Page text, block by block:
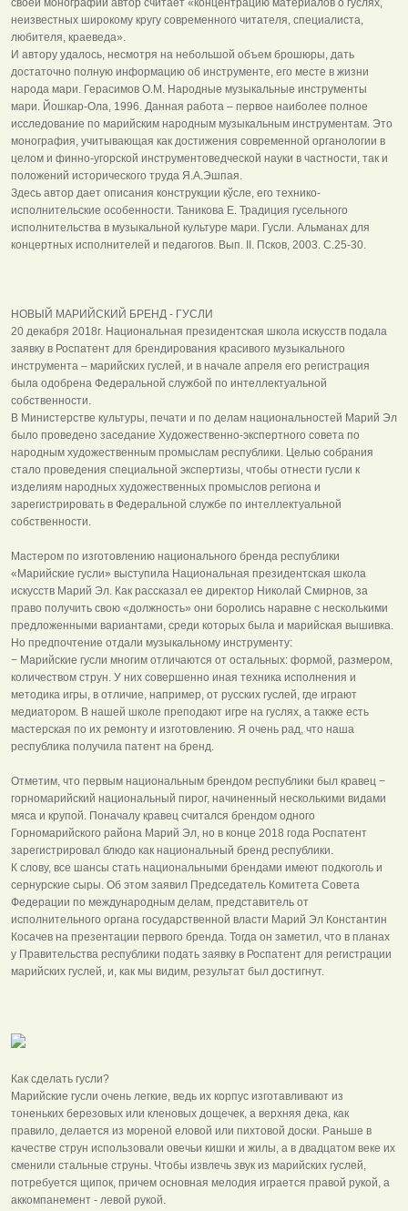
своей монографии автор считает «концентрацию материалов о гуслях,
неизвестных широкому кругу современного читателя, специалиста,
любителя, краеведа».
И автору удалось, несмотря на небольшой объем брошюры, дать
достаточно полную информацию об инструменте, его месте в жизни
народа мари. Герасимов О.М. Народные музыкальные инструменты
мари. Йошкар-Ола, 1996. Данная работа – первое наиболее полное
исследование по марийским народным музыкальным инструментам. Это
монография, учитывающая как достижения современной органологии в
целом и финно-угорской инструментоведческой науки в частности, так и
положений исторического труда Я.А.Эшпая.
Здесь автор дает описания конструкции кўсле, его технико-
исполнительские особенности. Таникова Е. Традиция гусельного
исполнительства в музыкальной культуре мари. Гусли. Альманах для
концертных исполнителей и педагогов. Вып. II. Псков, 2003. С.25-30.
НОВЫЙ МАРИЙСКИЙ БРЕНД - ГУСЛИ
20 декабря 2018г. Национальная президентская школа искусств подала
заявку в Роспатент для брендирования красивого музыкального
инструмента – марийских гуслей, и в начале апреля его регистрация
была одобрена Федеральной службой по интеллектуальной
собственности.
В Министерстве культуры, печати и по делам национальностей Марий Эл
было проведено заседание Художественно-экспертного совета по
народным художественным промыслам республики. Целью собрания
стало проведения специальной экспертизы, чтобы отнести гусли к
изделиям народных художественных промыслов региона и
зарегистрировать в Федеральной службе по интеллектуальной
собственности.
Мастером по изготовлению национального бренда республики
«Марийские гусли» выступила Национальная президентская школа
искусств Марий Эл. Как рассказал ее директор Николай Смирнов, за
право получить свою «должность» они боролись наравне с несколькими
предложенными вариантами, среди которых была и марийская вышивка.
Но предпочтение отдали музыкальному инструменту:
− Марийские гусли многим отличаются от остальных: формой, размером,
количеством струн. У них совершенно иная техника исполнения и
методика игры, в отличие, например, от русских гуслей, где играют
медиатором. В нашей школе преподают игре на гуслях, а также есть
мастерская по их ремонту и изготовлению. Я очень рад, что наша
республика получила патент на бренд.
Отметим, что первым национальным брендом республики был кравец −
горномарийский национальный пирог, начиненный несколькими видами
мяса и крупой. Поначалу кравец считался брендом одного
Горномарийского района Марий Эл, но в конце 2018 года Роспатент
зарегистрировал блюдо как национальный бренд республики.
К слову, все шансы стать национальными брендами имеют подкоголь и
сернурские сыры. Об этом заявил Председатель Комитета Совета
Федерации по международным делам, представитель от
исполнительного органа государственной власти Марий Эл Константин
Косачев на презентации первого бренда. Тогда он заметил, что в планах
у Правительства республики подать заявку в Роспатент для регистрации
марийских гуслей, и, как мы видим, результат был достигнут.
Как сделать гусли?
Марийские гусли очень легкие, ведь их корпус изготавливают из
тоненьких березовых или кленовых дощечек, а верхняя дека, как
правило, делается из мореной еловой или пихтовой доски. Раньше в
качестве струн использовали овечьи кишки и жилы, а в двадцатом веке их
сменили стальные струны. Чтобы извлечь звук из марийских гуслей,
потребуется щипок, причем основная мелодия играется правой рукой, а
аккомпанемент - левой рукой.